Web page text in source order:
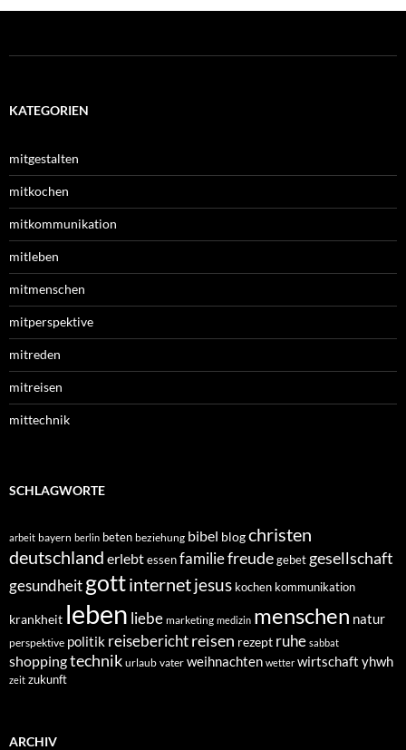
KATEGORIEN
mitgestalten
mitkochen
mitkommunikation
mitleben
mitmenschen
mitperspektive
mitreden
mitreisen
mittechnik
SCHLAGWORTE
arbeit bayern berlin beten beziehung bibel blogchristen
deutschland erlebtessenfamiliefreudegebet gesellschaft
gesundheitgottinternetjesus kochen kommunikation
krankheit leben liebe marketing medizin menschen natur
perspektive politik reiseberichtreisen rezept ruhe sabbat
shoppingtechnik urlaub vater weihnachten wetter wirtschaft yhwh
zeit zukunft
ARCHIV